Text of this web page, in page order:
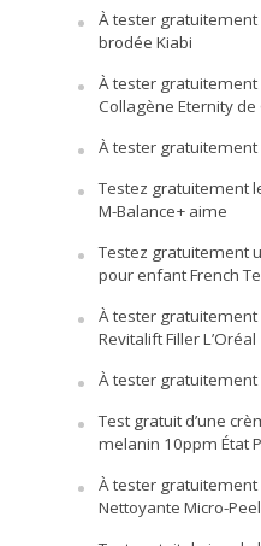
À tester
brodée Kiabi
À tester
Collagène Eternity de
À tester gratuitement
Testez gratuitement
M-Balance+ aime
Testez gratuitement
pour enfant French
À tester
Revitalift Filler L’Oréal
À tester gratuitement
Test gratuit d’une
melanin 10ppm État
À tester
Nettoyante Micro-